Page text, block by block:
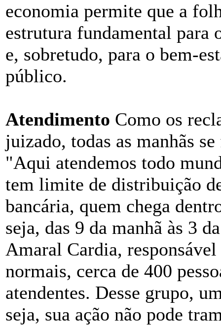
economia permite que a
estrutura fundamental para
e, sobretudo, para o bem-
público.
Atendimento Como os
juizado, todas as manhãs
"Aqui atendemos todo
tem limite de distribuição
bancária, quem chega
seja, das 9 da manhã às 3
Amaral Cardia,
normais, cerca de 400
atendentes. Desse grupo,
seja, sua ação não pode